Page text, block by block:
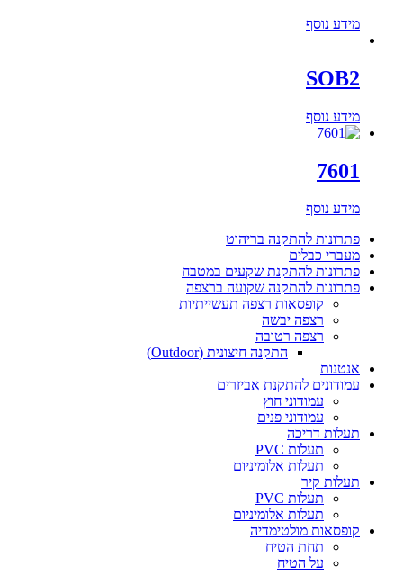
מידע נוסף
SOB2
מידע נוסף
7601
מידע נוסף
פתרונות להתקנה בריהוט
מעברי כבלים
פתרונות להתקנת שקעים במטבח
פתרונות להתקנה שקועה ברצפה
קופסאות רצפה תעשייתיות
רצפה יבשה
רצפה רטובה
התקנה חיצונית (Outdoor)
אנטנות
עמודונים להתקנת אביזרים
עמודוני חוץ
עמודוני פנים
תעלות דריכה
תעלות PVC
תעלות אלומיניום
תעלות קיר
תעלות PVC
תעלות אלומיניום
קופסאות מולטימדיה
תחת הטיח
על הטיח